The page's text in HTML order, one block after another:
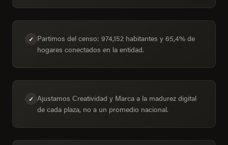
✓ Partimos del censo: 974,152 habitantes y 65,4% de
hogares conectados en la entidad.
✓ Ajustamos Creatividad y Marca a la madurez digital
de cada plaza, no a un promedio nacional.